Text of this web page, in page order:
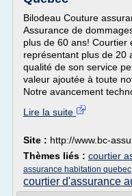
Bilodeau Couture
Assurance de
plus de 60 ans! Courtier
représentant plus de 20
qualité de son service
valeur ajoutée à toute
Notre avancement
Lire la suite
Site : http://www.bc-
Thèmes liés : courtier
assurance habitation quebec
courtier d'assurance